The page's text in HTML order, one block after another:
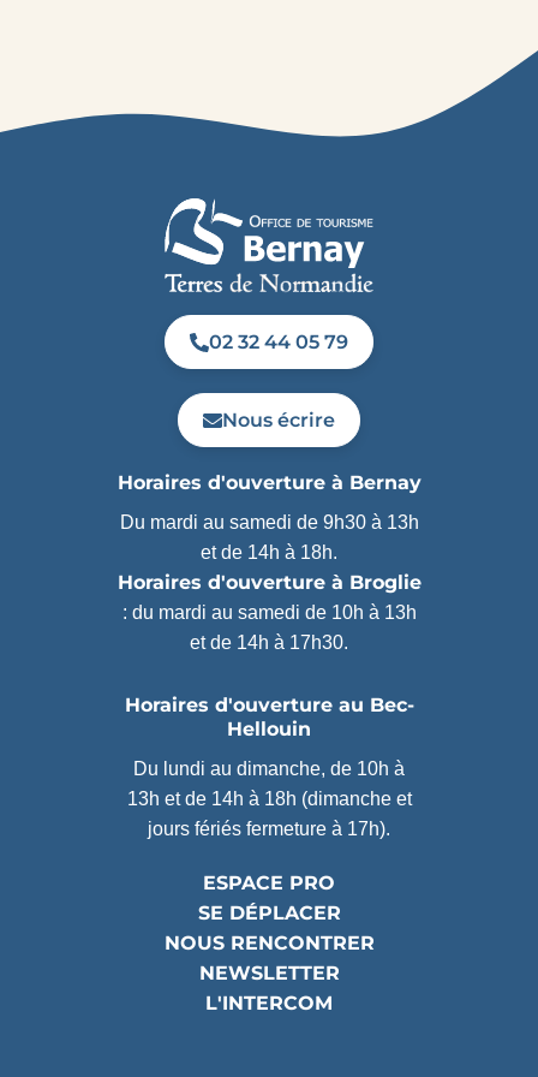
02 32 44 05 79
Nous écrire
Horaires d'ouverture à Bernay
Du mardi au samedi de 9h30 à 13h
et de 14h à 18h.
Horaires d'ouverture à Broglie
: du mardi au samedi de 10h à 13h
et de 14h à 17h30.
Horaires d'ouverture au Bec-
Hellouin
Du lundi au dimanche, de 10h à
13h et de 14h à 18h (dimanche et
jours fériés fermeture à 17h).
ESPACE PRO
SE DÉPLACER
NOUS RENCONTRER
NEWSLETTER
L'INTERCOM